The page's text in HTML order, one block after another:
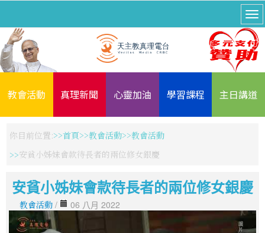
教會活動 真理新聞 心靈加油 學習課程 主日講道
你目前位置: 首頁 教會活動
教會活動
安貧小姊妹會款待長者的兩位修女銀慶
安貧小姊妹會款待長者的兩位修女銀慶
教會活動 / 06 八月 2022